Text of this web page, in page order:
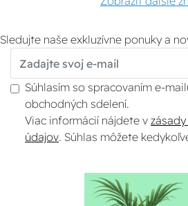
Sledujte naše exkluzívne ponuky a
Súhlasím so spracovaním e-
obchodných sdelení.
Viac informácií nájdete v
údajov . Súhlas môžete